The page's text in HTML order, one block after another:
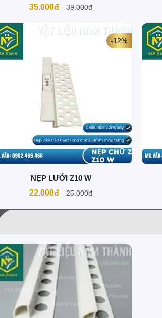
35.000đ
39.000đ
NẸP LƯỚI Z10 W
22.000đ
25.000đ
-12%